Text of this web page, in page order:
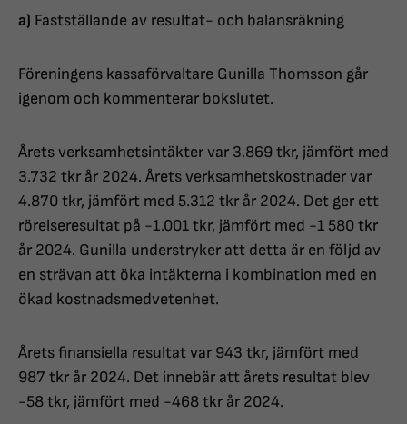
a) Fastställande av resultat- och balansräkning
Föreningens kassaförvaltare Gunilla Thomsson går
igenom och kommenterar bokslutet.
Årets verksamhetsintäkter var 3.869 tkr, jämfört med
3.732 tkr år 2024. Årets verksamhetskostnader var
4.870 tkr, jämfört med 5.312 tkr år 2024. Det ger ett
rörelseresultat på -1.001 tkr, jämfört med -1 580 tkr
år 2024. Gunilla understryker att detta är en följd av
en strävan att öka intäkterna i kombination med en
ökad kostnadsmedvetenhet.
Årets finansiella resultat var 943 tkr, jämfört med
987 tkr år 2024. Det innebär att årets resultat blev
-58 tkr, jämfört med -468 tkr år 2024.